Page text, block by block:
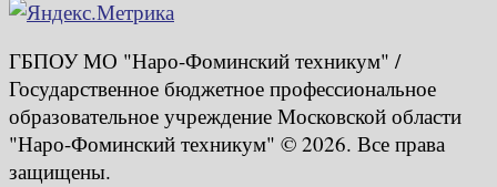
ГБПОУ МО "Наро-Фоминский техникум" /
Государственное бюджетное профессиональное
образовательное учреждение Московской области
"Наро-Фоминский техникум" © 2026. Все права
защищены.